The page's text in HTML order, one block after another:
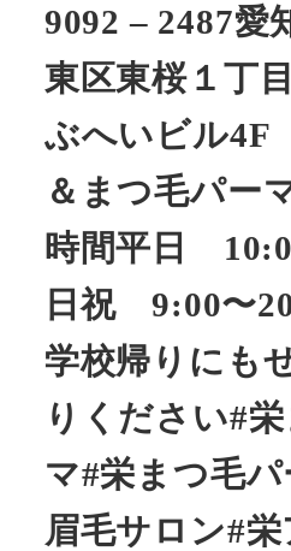
9092 – 2487愛
東区東桜１
ぶへいビル
＆まつ毛パー
時間平日
日祝 9:00〜
学校帰りにも
りください#
マ#栄まつ毛
眉毛サロン#